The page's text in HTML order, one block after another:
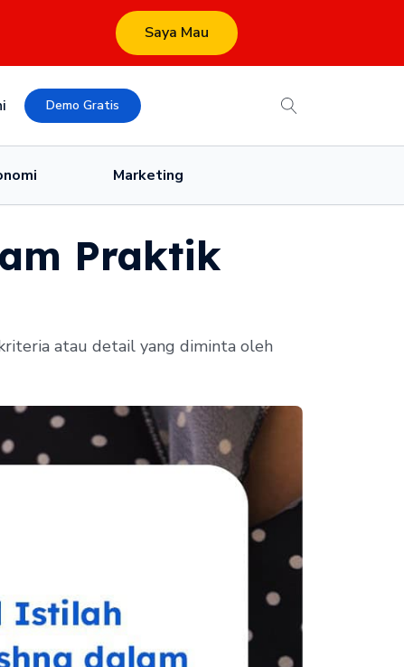
Saya Mau
Demo Gratis
Marketing
Praktik
atau detail yang diminta oleh